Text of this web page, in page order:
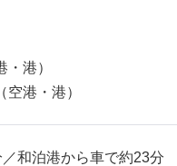
港）
港・港）
和泊港から車で約23分